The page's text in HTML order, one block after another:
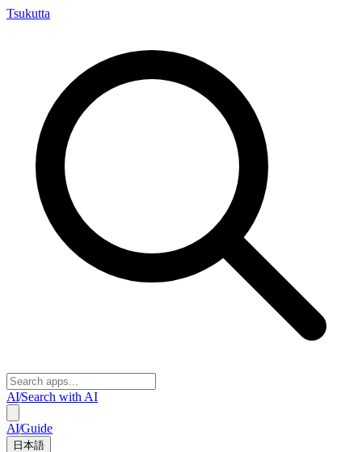
Tsukutta
AI/Search with AI
AI/Guide
日本語